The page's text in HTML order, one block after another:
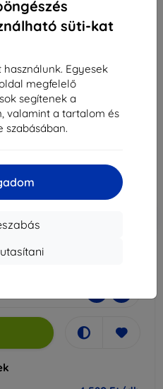
süti-kat
Egyesek
megfelelő
segítenek a
valamint a tartalom és
szabásában.
Kruger&Matz